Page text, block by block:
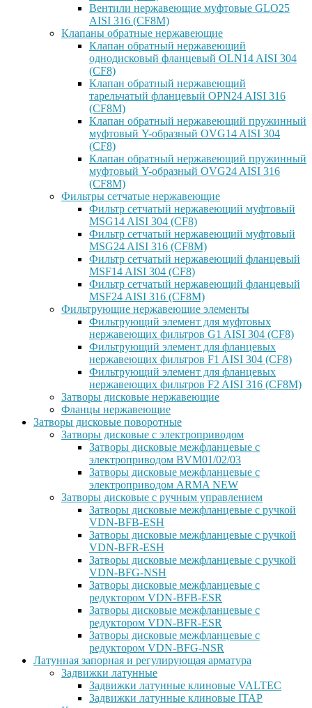
Вентили нержавеющие муфтовые GLO25
AISI 316 (CF8M)
Клапаны обратные нержавеющие
Клапан обратный нержавеющий
однодисковый фланцевый OLN14 AISI 304
(CF8)
Клапан обратный нержавеющий
тарельчатый фланцевый OPN24 AISI 316
(CF8M)
Клапан обратный нержавеющий пружинный
муфтовый Y-образный OVG14 AISI 304
(CF8)
Клапан обратный нержавеющий пружинный
муфтовый Y-образный OVG24 AISI 316
(CF8М)
Фильтры сетчатые нержавеющие
Фильтр сетчатый нержавеющий муфтовый
MSG14 AISI 304 (CF8)
Фильтр сетчатый нержавеющий муфтовый
MSG24 AISI 316 (CF8M)
Фильтр сетчатый нержавеющий фланцевый
MSF14 AISI 304 (CF8)
Фильтр сетчатый нержавеющий фланцевый
MSF24 AISI 316 (CF8M)
Фильтрующие нержавеющие элементы
Фильтрующий элемент для муфтовых
нержавеющих фильтров G1 AISI 304 (CF8)
Фильтрующий элемент для фланцевых
нержавеющих фильтров F1 AISI 304 (CF8)
Фильтрующий элемент для фланцевых
нержавеющих фильтров F2 AISI 316 (CF8M)
Затворы дисковые нержавеющие
Фланцы нержавеющие
Затворы дисковые поворотные
Затворы дисковые с электроприводом
Затворы дисковые межфланцевые с
электроприводом BVM01/02/03
Затворы дисковые межфланцевые с
электроприводом ARMA NEW
Затворы дисковые с ручным управлением
Затворы дисковые межфланцевые с ручкой
VDN-BFB-ESH
Затворы дисковые межфланцевые с ручкой
VDN-BFR-ESH
Затворы дисковые межфланцевые с ручкой
VDN-BFG-NSH
Затворы дисковые межфланцевые с
редуктором VDN-BFB-ESR
Затворы дисковые межфланцевые с
редуктором VDN-BFR-ESR
Затворы дисковые межфланцевые с
редуктором VDN-BFG-NSR
Латунная запорная и регулирующая арматура
Задвижки латунные
Задвижки латунные клиновые VALTEC
Задвижки латунные клиновые ITAP